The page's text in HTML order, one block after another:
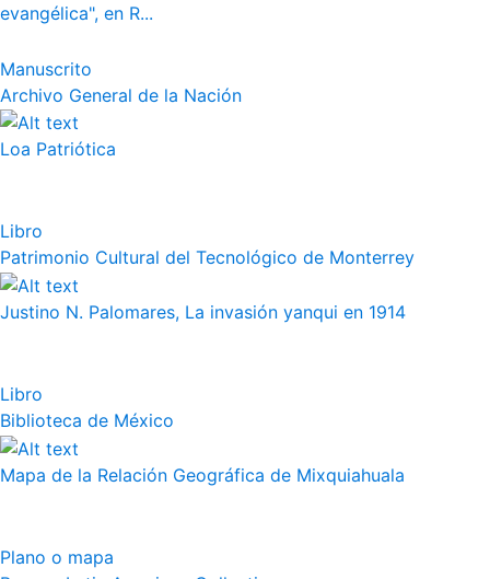
evangélica", en R...
Manuscrito
Archivo General de la Nación
Loa Patriótica
Libro
Patrimonio Cultural del Tecnológico de Monterrey
Justino N. Palomares, La invasión yanqui en 1914
Libro
Biblioteca de México
Mapa de la Relación Geográfica de Mixquiahuala
Plano o mapa